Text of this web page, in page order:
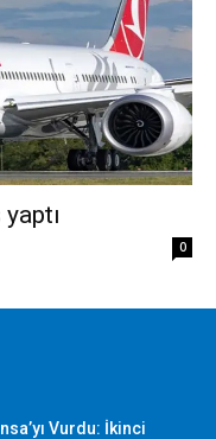
0
Vurdu: İkinci